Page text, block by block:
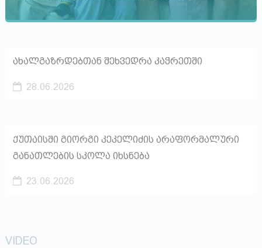
ახალგაზრდებთან შეხვედრა კაჭრეთში
28.06.2026
ქუთაისში გიორგი კეკელიძის არაფორმალური
განათლების სკოლა იხსნება
23.06.2026
VIDEO